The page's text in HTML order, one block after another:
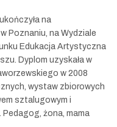
na
Poznaniu, na Wydziale
Edukacja Artystyczna
Dyplom uzyskała w
w 2008
wystaw zbiorowych
sztalugowym i
Pedagog, żona, mama